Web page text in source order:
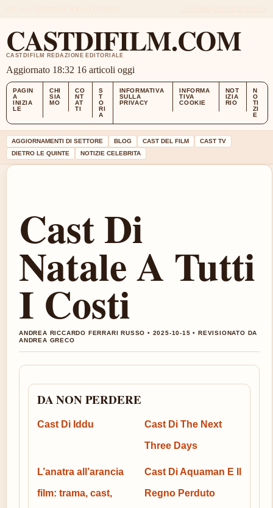
CASTDIFILM.COM
CASTDIFILM REDAZIONE EDITORIALE
Aggiornato 18:32 16 articoli oggi
PAGIN
A
INIZIA
LE
CHI
SIA
MO
CO
NT
AT
TI
S
T
O
RI
A
INFORMATIVA
SULLA
PRIVACY
INFORMA
TIVA
COOKIE
NOT
IZIA
RIO
N
O
TI
ZI
E
AGGIORNAMENTI DI SETTORE BLOG CAST DEL FILM
CAST TV
DIETRO LE QUINTE
NOTIZIE CELEBRITA
Cast Di
Natale A Tutti
I Costi
ANDREA RICCARDO FERRARI RUSSO • 2025-10-15 • REVISIONATO DA
ANDREA GRECO
DA NON PERDERE
Cast Di Iddu Cast Di The Next
Three Days
L’anatra all’arancia
film: trama, cast,
Cast Di Aquaman E Il
Regno Perduto